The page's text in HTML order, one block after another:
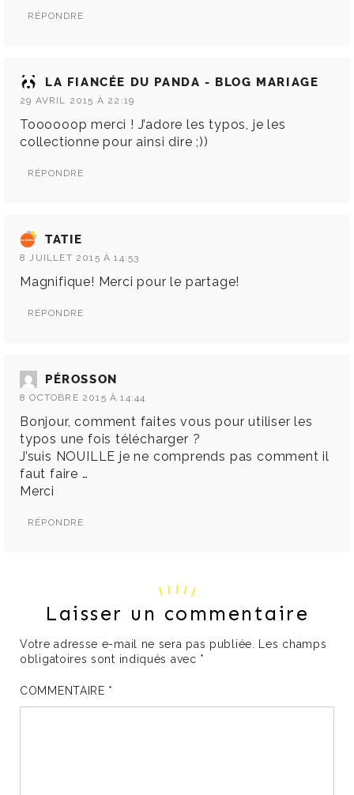
RÉPONDRE
LA FIANCÉE DU PANDA - BLOG MARIAGE
29 AVRIL 2015 À 22:19
Toooooop merci ! J’adore les typos, je les
collectionne pour ainsi dire ;))
RÉPONDRE
TATIE
8 JUILLET 2015 À 14:53
Magnifique! Merci pour le partage!
RÉPONDRE
PÉROSSON
8 OCTOBRE 2015 À 14:44
Bonjour, comment faites vous pour utiliser les
typos une fois télécharger ?
J’suis NOUILLE je ne comprends pas comment il
faut faire …
Merci
RÉPONDRE
Laisser un commentaire
Votre adresse e-mail ne sera pas publiée. Les champs
obligatoires sont indiqués avec *
COMMENTAIRE *